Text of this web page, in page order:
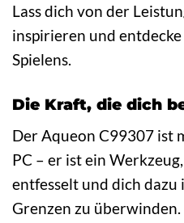
Lass dich von der
inspirieren und
Spielens.
Die Kraft, die dich
Der Aqueon C99307 ist
PC – er ist ein
entfesselt und dich
Grenzen zu überwinden.